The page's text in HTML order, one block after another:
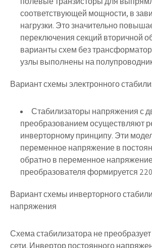
соответствующей мощности, в
нагрузки. Это значительно
переключения секций вторичной
варианты схем без
узлы выполнены на
Вариант схемы электронного
Стабилизаторы напряжения с
преобразованием осуществляют
инверторному принципу. Эти
переменное напряжение в
обратно в переменное
преобразователя формируется
Вариант схемы инверторного
напряжения
Схема стабилизатора не
сети. Инвертор постоянного